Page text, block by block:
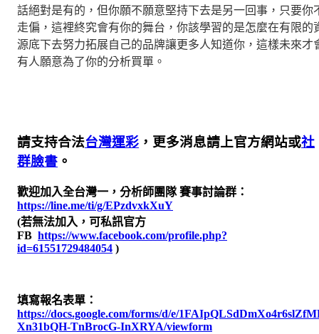
話絕對是有的，但你願不願意堅持下去是另一回事，只要你
走偏，這裡終究會有你的舞台，你該學習的是怎麼在有限的
源底下去努力拓展自己的品牌讓更多人知道你，這樣未來才
有人願意為了你的分析買單。
請支持合法台灣運彩 ，更多消息請上官方網站或社
群臉書 。
歡迎加入全台灣一，分析師團隊 賽事討論群：
https://line.me/ti/g/EPzdvxkXuY
(若無法加入，可私訊官方
FB https://www.facebook.com/profile.php?
id=61551729484054 )
填寫報名表單：
https://docs.google.com/forms/d/e/
Xn31bQH-TnBrocG-InXRYA/viewform